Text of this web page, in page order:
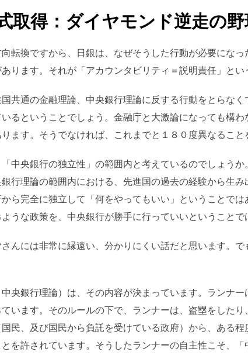
取得：ダイヤモンド逆走の
転換ですから、日銀は、なぜそうした行動が必要にな
ります。それが「アカウンタビリティ＝説明責任」とい
共通の金融理論、中央銀行理論に反する行動をとらな
るということでしょう。金融庁と大激論になっても構
ます。そうでなければ、これまでと１８０度異なること
中央銀行の独立性」の範囲内と考えているのでしょう
行理論の範囲内における、先進国の過去の経験から生み
ら完全に独立して「何をやってもいい」ということで
うな政策を、中央銀行が勝手に行っていいということで
んには非常に縁遠い、分かりにくい話だと思います。
央銀行理論）は、その内容が決まっています。ランナ
います。そのルールの下で、ランナーは、盗塁をした
民、及び国民から負託を受けている政府）から、ある
を許されています。そうしたランナーの自主性こそ、「